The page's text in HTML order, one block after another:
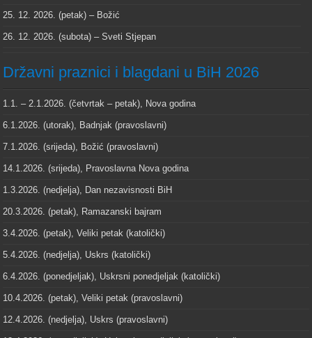
25. 12. 2026. (petak) – Božić
26. 12. 2026. (subota) – Sveti Stjepan
Državni praznici i blagdani u BiH 2026
1.1. – 2.1.2026. (četvrtak – petak), Nova godina
6.1.2026. (utorak), Badnjak (pravoslavni)
7.1.2026. (srijeda), Božić (pravoslavni)
14.1.2026. (srijeda), Pravoslavna Nova godina
1.3.2026. (nedjelja), Dan nezavisnosti BiH
20.3.2026. (petak), Ramazanski bajram
3.4.2026. (petak), Veliki petak (katolički)
5.4.2026. (nedjelja), Uskrs (katolički)
6.4.2026. (ponedjeljak), Uskrsni ponedjeljak (katolički)
10.4.2026. (petak), Veliki petak (pravoslavni)
12.4.2026. (nedjelja), Uskrs (pravoslavni)